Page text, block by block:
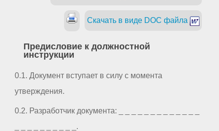
Скачать в виде DOC файла
Предисловие к должностной
инструкции
0.1. Документ вступает в силу с момента
утверждения.
0.2. Разработчик документа: _ _ _ _ _ _ _ _ _ _ _ _ _
_ _ _ _ _ _ _ _ _ _.